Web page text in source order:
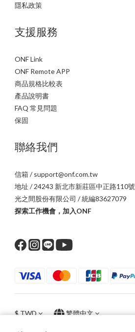
隱私政策
支援服務
ONF Link
ONF Remote APP
商品規格比較表
產品說明書
FAQ 常見問題
保固
聯絡我們
信箱 / support@onf.com.tw
地址 / 24243 新北市新莊區中正路110號
光之間股份有限公司 / 統編83627079
探索工作機會，加入ONF
$TWD 繁體中文